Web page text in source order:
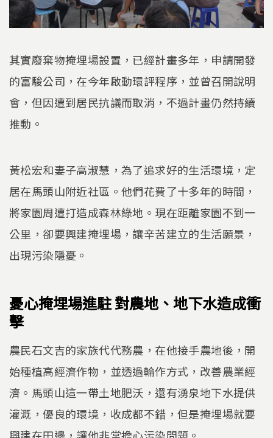
其實廢棄物掩埋場設置，已經計畫多年，申請開發
的富駿公司，在今年啟動環評程序，並曾召開說明
會，但因遭到居民抗議而取消，不過計畫仍然持續
推動。
黃松宏和妻子高淑慧，為了追求好的生活環境，定
居在馬頭山附近社區。他們花費了十多年的時間，
將家園周遭打造成森林綠地。現在距離家園不到一
公里，卻要興建掩埋場，讓辛苦建立的生活願景，
出現污染隱憂。
憂心掩埋場進駐 對農地、地下水造成衝
擊
農民石文吉的家族代代務農，在他接手農地後，開
始種植高經濟作物，並透過輪作方式，改善農業經
濟。馬頭山這一帶土地肥沃，還有湧泉地下水提供
灌溉，優良的環境，收成都不錯，但是掩埋場就要